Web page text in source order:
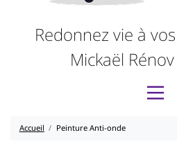
Redonnez vie à
Mickaël
Accueil Peinture Anti-onde